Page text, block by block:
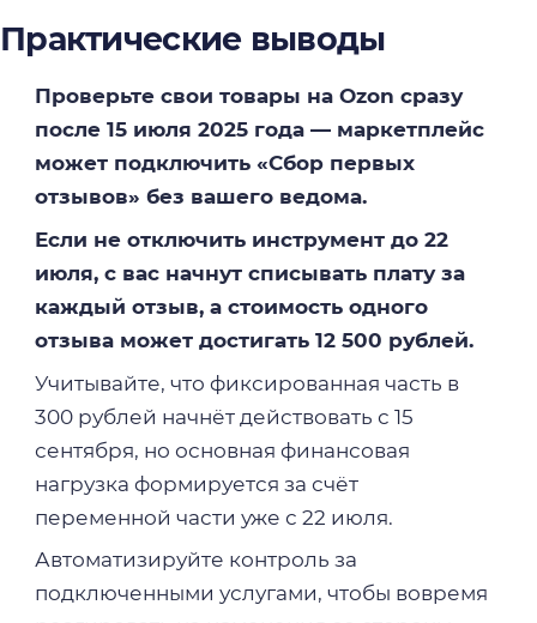
Практические выводы
Проверьте свои товары на Ozon сразу
после 15 июля 2025 года — маркетплейс
может подключить «Сбор первых
отзывов» без вашего ведома.
Если не отключить инструмент до 22
июля, с вас начнут списывать плату за
каждый отзыв, а стоимость одного
отзыва может достигать 12 500 рублей.
Учитывайте, что фиксированная часть в
300 рублей начнёт действовать с 15
сентября, но основная финансовая
нагрузка формируется за счёт
переменной части уже с 22 июля.
Автоматизируйте контроль за
подключенными услугами, чтобы вовремя